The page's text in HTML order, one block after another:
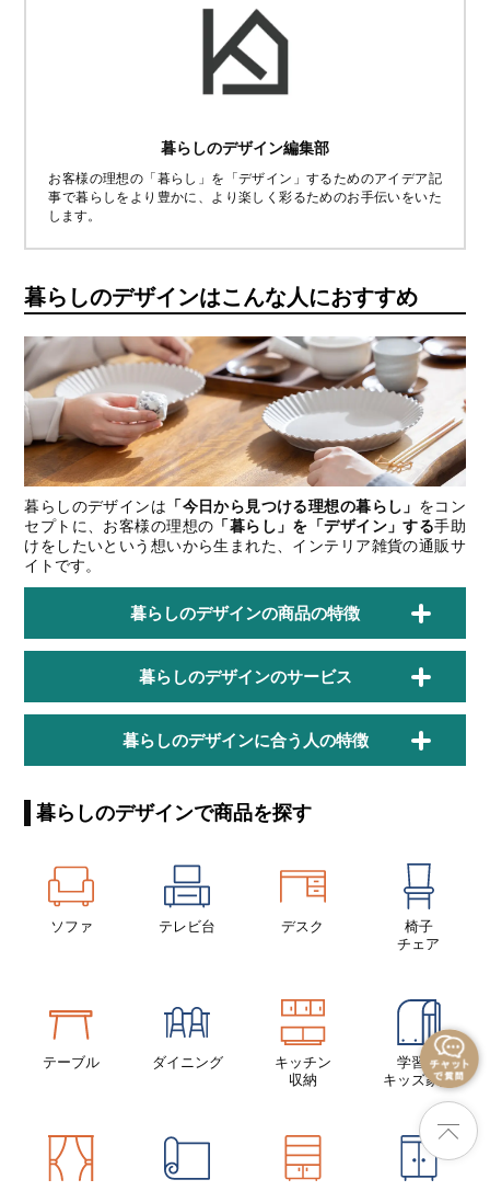
暮らしのデザイン編集部
お客様の理想の「暮らし」を「デザイン」するためのアイデア記
事で暮らしをより豊かに、より楽しく彩るためのお手伝いをいた
します。
暮らしのデザインはこんな人におすすめ
暮らしのデザインは 「今日から見つける理想の暮らし」 をコン
セプトに、お客様の理想の 「暮らし」を「デザイン」する手助
けをしたいという想いから生まれた、インテリア雑貨の通販サ
イトです。
暮らしのデザインの商品の特徴
暮らしのデザインのサービス
暮らしのデザインに合う人の特徴
暮らしのデザインで商品を探す
ソファ テレビ台 デスク
椅子
チェア
テーブル ダイニング
キッチン
収納
学習机
キッズ家具